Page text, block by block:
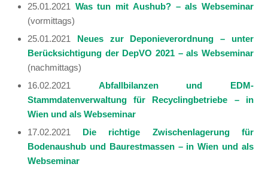
25.01.2021 Was tun mit Aushub? – als Webseminar
(vormittags)
25.01.2021 Neues zur Deponieverordnung – unter
Berücksichtigung der DepVO 2021 – als Webseminar
(nachmittags)
16.02.2021 Abfallbilanzen und EDM-
Stammdatenverwaltung für Recyclingbetriebe
– in
Wien und als Webseminar
17.02.2021 Die richtige Zwischenlagerung für
Bodenaushub und Baurestmassen – in Wien und als
Webseminar